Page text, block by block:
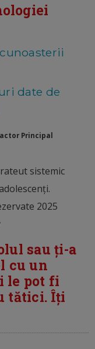
date de
Principal
sistemic
2025
sau ți-a
cu un
le pot fi
tătici. Îți